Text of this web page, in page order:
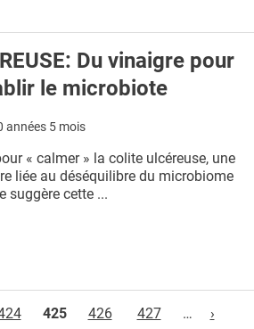
Du vinaigre pour
le microbiote
années 5 mois
« calmer » la colite ulcéreuse, une
liée au déséquilibre du microbiome
suggère cette ...
425 426 427 … ›